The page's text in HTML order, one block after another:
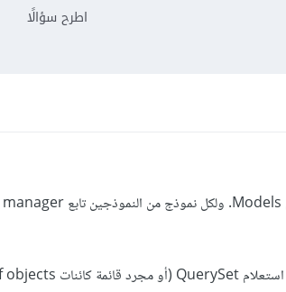
اطرح سؤالًا